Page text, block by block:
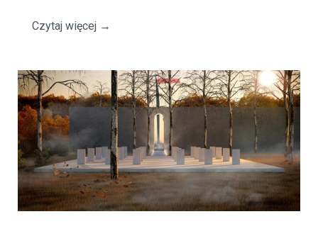
Czytaj więcej →